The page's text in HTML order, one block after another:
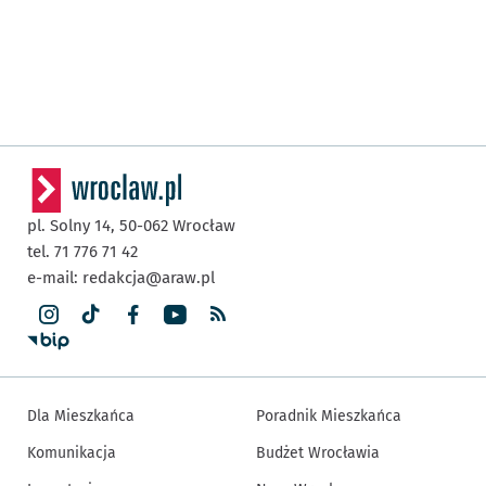
pl. Solny 14, 50-062 Wrocław
tel. 71 776 71 42
e-mail: redakcja@araw.pl
Dla Mieszkańca
Komunikacja
Poradnik Mieszkańca
Budżet Wrocławia